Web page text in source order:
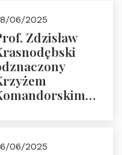
06/2025
Zdzisław
06/2025